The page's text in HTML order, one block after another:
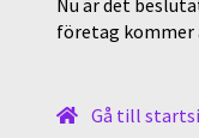
Nu är det
företag kommer
Gå till